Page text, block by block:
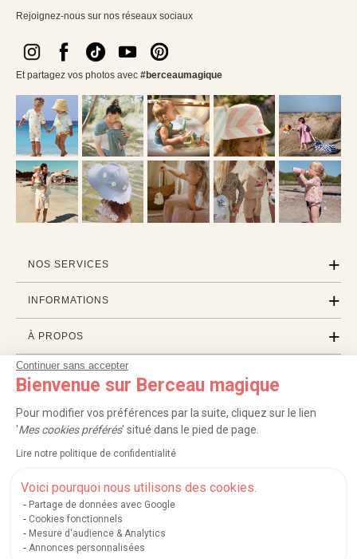
Continuer sans accepter
Bienvenue sur Berceau magique
Pour modifier vos préférences par la suite, cliquez sur le lien
'Mes cookies préférés' situé dans le pied de page.
Lire notre politique de confidentialité
Voici pourquoi nous utilisons des cookies.
Partage de données avec Google
Cookies fonctionnels
Mesure d'audience & Analytics
Annonces personnalisées
Rejoignez-nous sur nos réseaux sociaux
Et partagez vos photos avec #berceaumagique
NOS SERVICES
INFORMATIONS
À PROPOS
PROFESSIONNELS
LISTES CADEAUX
Service après-vente| FAQ |Rappels de produits|Protection des données
Mentions légales et crédits Conditions générales de ventes
Nos moyens de paiement sécurisés